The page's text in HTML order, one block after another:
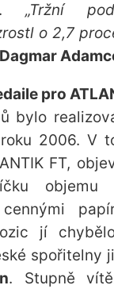
„Tržní
o 2,7
Dagmar
pro
bylo
2006. V
FT,
objemu
jí
spořitelny
. Stupně